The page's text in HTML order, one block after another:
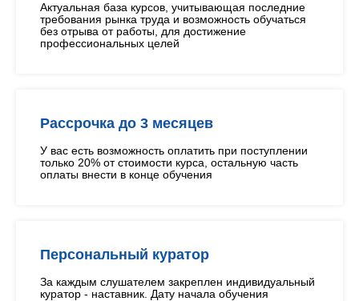
Актуальная база курсов, учитывающая последние
требования рынка труда и возможность обучаться
без отрыва от работы, для достижение
профессиональных целей
Рассрочка до 3 месяцев
У вас есть возможность оплатить при поступлении
только 20% от стоимости курса, остальную часть
оплаты внести в конце обучения
Персональный куратор
За каждым слушателем закреплен индивидуальный
куратор - наставник. Дату начала обучения